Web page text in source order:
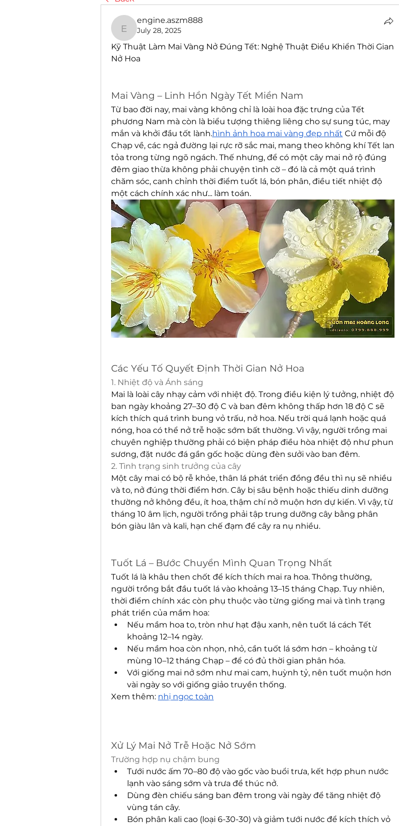
engine.aszm888
engine.aszm888
July 28, 2025
Kỹ Thuật Làm Mai Vàng Nở Đúng Tết: Nghệ Thuật Điều Khiển Thời Gian
Nở Hoa
Mai Vàng – Linh Hồn Ngày Tết Miền Nam
Từ bao đời nay, mai vàng không chỉ là loài hoa đặc trưng của Tết
phương Nam mà còn là biểu tượng thiêng liêng cho sự sung túc, may
mắn và khởi đầu tốt lành.hình ảnh hoa mai vàng đẹp nhất Cứ mỗi độ
Chạp về, các ngả đường lại rực rỡ sắc mai, mang theo không khí Tết lan
tỏa trong từng ngõ ngách. Thế nhưng, để có một cây mai nở rộ đúng
đêm giao thừa không phải chuyện tình cờ – đó là cả một quá trình
chăm sóc, canh chỉnh thời điểm tuốt lá, bón phân, điều tiết nhiệt độ
một cách chính xác như... làm toán.
Các Yếu Tố Quyết Định Thời Gian Nở Hoa
1. Nhiệt độ và Ánh sáng
Mai là loài cây nhạy cảm với nhiệt độ. Trong điều kiện lý tưởng, nhiệt độ
ban ngày khoảng 27–30 độ C và ban đêm không thấp hơn 18 độ C sẽ
kích thích quá trình bung vỏ trấu, nở hoa. Nếu trời quá lạnh hoặc quá
nóng, hoa có thể nở trễ hoặc sớm bất thường. Vì vậy, người trồng mai
chuyên nghiệp thường phải có biện pháp điều hòa nhiệt độ như phun
sương, đặt nước đá gần gốc hoặc dùng đèn sưởi vào ban đêm.
2. Tình trạng sinh trưởng của cây
Một cây mai có bộ rễ khỏe, thân lá phát triển đồng đều thì nụ sẽ nhiều
và to, nở đúng thời điểm hơn. Cây bị sâu bệnh hoặc thiếu dinh dưỡng
thường nở không đều, ít hoa, thậm chí nở muộn hơn dự kiến. Vì vậy, từ
tháng 10 âm lịch, người trồng phải tập trung dưỡng cây bằng phân
bón giàu lân và kali, hạn chế đạm để cây ra nụ nhiều.
Tuốt Lá – Bước Chuyển Mình Quan Trọng Nhất
Tuốt lá là khâu then chốt để kích thích mai ra hoa. Thông thường,
người trồng bắt đầu tuốt lá vào khoảng 13–15 tháng Chạp. Tuy nhiên,
thời điểm chính xác còn phụ thuộc vào từng giống mai và tình trạng
phát triển của mầm hoa:
Nếu mầm hoa to, tròn như hạt đậu xanh, nên tuốt lá cách Tết
khoảng 12–14 ngày.
Nếu mầm hoa còn nhọn, nhỏ, cần tuốt lá sớm hơn – khoảng từ
mùng 10–12 tháng Chạp – để có đủ thời gian phân hóa.
Với giống mai nở sớm như mai cam, huỳnh tỷ, nên tuốt muộn hơn
vài ngày so với giống giảo truyền thống.
Xem thêm: nhị ngọc toàn
Xử Lý Mai Nở Trễ Hoặc Nở Sớm
Trường hợp nụ chậm bung
Tưới nước ấm 70–80 độ vào gốc vào buổi trưa, kết hợp phun nước
lạnh vào sáng sớm và trưa để thúc nở.
Dùng đèn chiếu sáng ban đêm trong vài ngày để tăng nhiệt độ
vùng tán cây.
Bón phân kali cao (loại 6-30-30) và giảm tưới nước để kích thích vỏ